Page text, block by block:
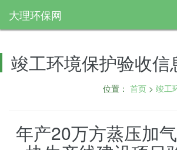
大理环保网
竣工环境保护验收信
位置： 首页 > 竣工
年产20万方蒸压加